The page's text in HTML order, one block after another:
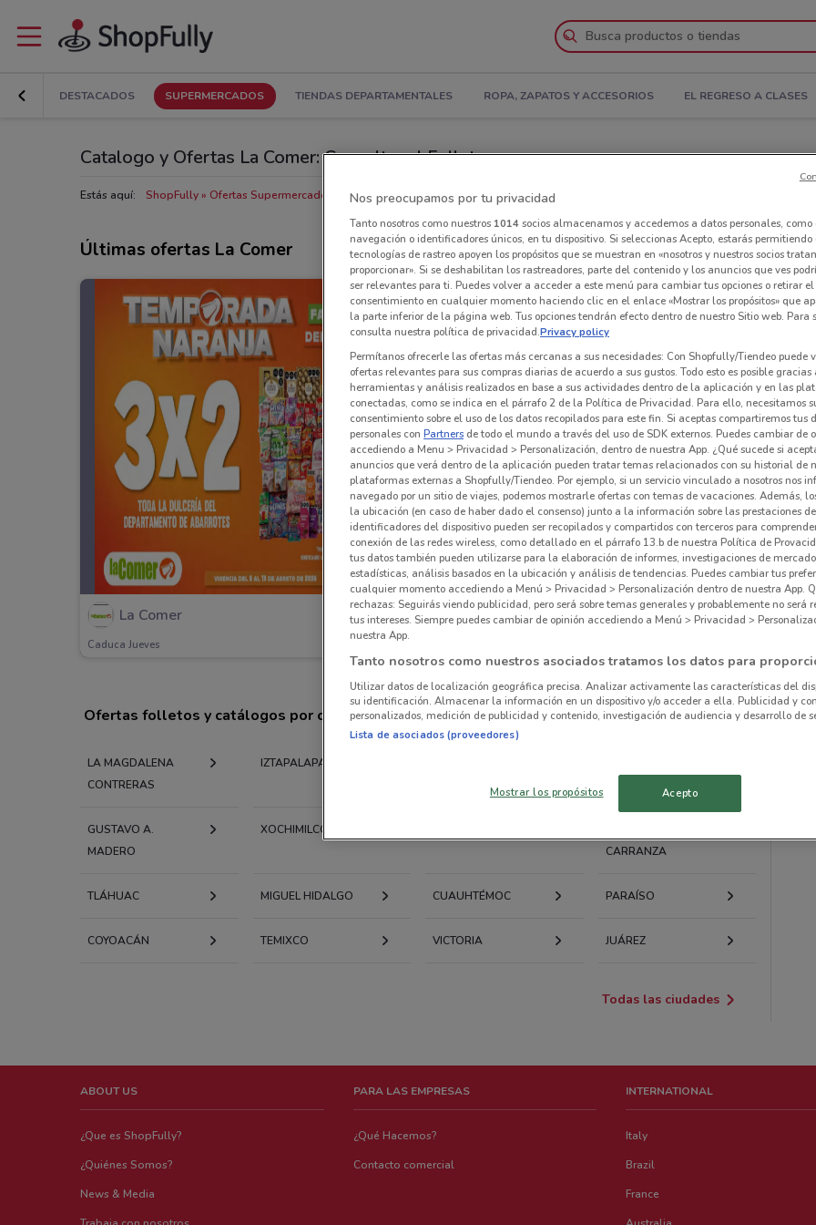
DESTACADOS SUPERMERCADOS TIENDAS DEPARTAMENTALES ROPA, ZAPATOS Y ACCESORIOS EL REGRESO A CLASES
Catalogo y Ofertas La Comer: Consultar el Folleto
Estás aquí: ShopFully Ofertas Supermercados cerca de ti Tiendas La Comer cerca de ti
Últimas ofertas La Comer
La Comer
Caduca Jueves
Ofertas folletos y catálogos por ciudad a tu alrededor
LA MAGDALENA
CONTRERAS
IZTAPALAPA
GUSTAVO A.
MADERO
XOCHIMILCO
CARRANZA
TLÁHUAC MIGUEL HIDALGO CUAUHTÉMOC PARAÍSO
COYOACÁN TEMIXCO VICTORIA JUÁREZ
Todas las ciudades
ABOUT US
¿Que es ShopFully?
¿Quiénes Somos?
News & Media
PARA LAS EMPRESAS
¿Qué Hacemos?
Contacto comercial
INTERNATIONAL
Italy
Brazil
France
Nos preocupamos por tu privacidad
Tanto nosotros como nuestros 1014socios almacenamos y accedemos a datos personales, como
navegación o identificadores únicos, en tu dispositivo. Si seleccionas Acepto, estarás
tecnologías de rastreo apoyen los propósitos que se muestran en «nosotros y nuestros socios
proporcionar». Si se deshabilitan los rastreadores, parte del contenido y los anuncios que ves
ser relevantes para ti. Puedes volver a acceder a este menú para cambiar tus opciones o retirar el
consentimiento en cualquier momento haciendo clic en el enlace «Mostrar los propósitos» que
la parte inferior de la página web. Tus opciones tendrán efecto dentro de nuestro Sitio web. Para
consulta nuestra política de privacidad.Privacy policy
Permítanos ofrecerle las ofertas más cercanas a sus necesidades: Con Shopfully/Tiendeo puede
ofertas relevantes para sus compras diarias de acuerdo a sus gustos. Todo esto es posible gracias
herramientas y análisis realizados en base a sus actividades dentro de la aplicación y en las
conectadas, como se indica en el párrafo 2 de la Política de Privacidad. Para ello, necesitamos
consentimiento sobre el uso de los datos recopilados para este fin. Si aceptas compartiremos tus
personales con Partners de todo el mundo a través del uso de SDK externos. Puedes cambiar de
accediendo a Menu > Privacidad > Personalización, dentro de nuestra App. ¿Qué sucede si
anuncios que verá dentro de la aplicación pueden tratar temas relacionados con su historial de
plataformas externas a Shopfully/Tiendeo. Por ejemplo, si un servicio vinculado a nosotros nos
navegado por un sitio de viajes, podemos mostrarle ofertas con temas de vacaciones. Además,
la ubicación (en caso de haber dado el consenso) junto a la información sobre las prestaciones
identificadores del dispositivo pueden ser recopilados y compartidos con terceros para
conexión de las redes wireless, como detallado en el párrafo 13.b de nuestra Política de
tus datos también pueden utilizarse para la elaboración de informes, investigaciones de
estadísticas, análisis basados en la ubicación y análisis de tendencias. Puedes cambiar tus
cualquier momento accediendo a Menú > Privacidad > Personalización dentro de nuestra App.
rechazas: Seguirás viendo publicidad, pero será sobre temas generales y probablemente no será
tus intereses. Siempre puedes cambiar de opinión accediendo a Menú > Privacidad >
nuestra App.
Tanto nosotros como nuestros asociados tratamos los datos para
Utilizar datos de localización geográfica precisa. Analizar activamente las características del
su identificación. Almacenar la información en un dispositivo y/o acceder a ella. Publicidad y
personalizados, medición de publicidad y contenido, investigación de audiencia y desarrollo de
Lista de asociados (proveedores)
Mostrar los propósitos Acepto